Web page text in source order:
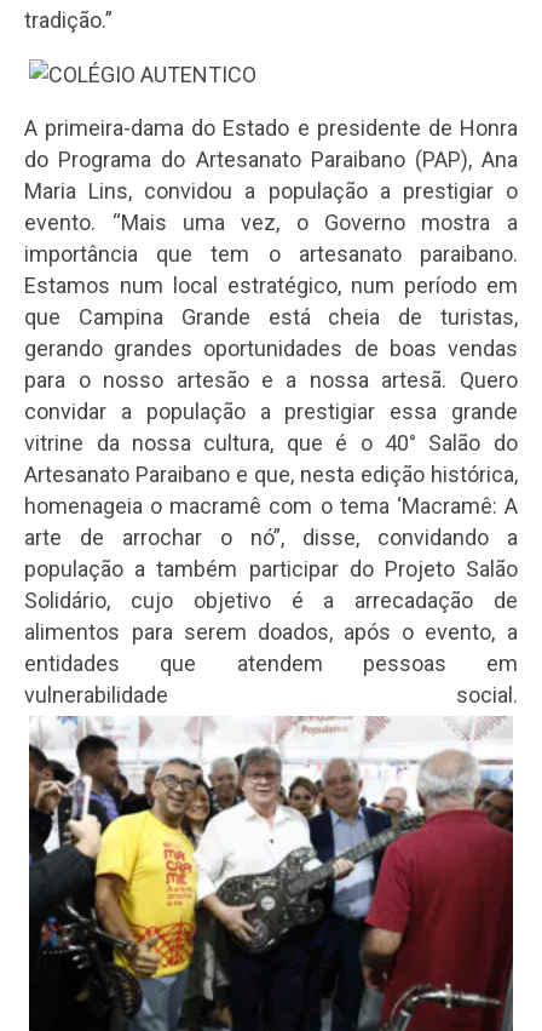
tradição.”
A primeira-dama do Estado e presidente de Honra
do Programa do Artesanato Paraibano (PAP), Ana
Maria Lins, convidou a população a prestigiar o
evento. “Mais uma vez, o Governo mostra a
importância que tem o artesanato paraibano.
Estamos num local estratégico, num período em
que Campina Grande está cheia de turistas,
gerando grandes oportunidades de boas vendas
para o nosso artesão e a nossa artesã. Quero
convidar a população a prestigiar essa grande
vitrine da nossa cultura, que é o 40° Salão do
Artesanato Paraibano e que, nesta edição histórica,
homenageia o macramê com o tema ‘Macramê: A
arte de arrochar o nó”, disse, convidando a
população a também participar do Projeto Salão
Solidário, cujo objetivo é a arrecadação de
alimentos para serem doados, após o evento, a
entidades que atendem pessoas em
vulnerabilidade social.